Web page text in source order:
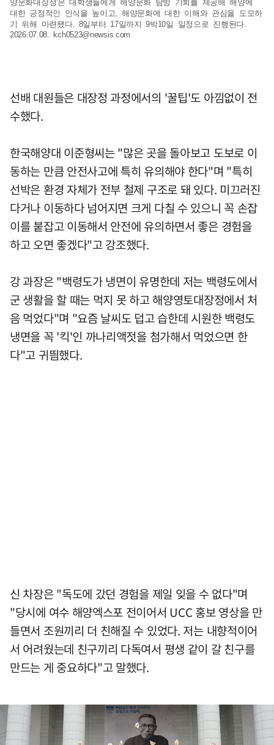
양문화대장정'은 대학생들에게 해양문화 탐방 기회를 제공해 해양에
대한 긍정적인 인식을 높이고, 해양문화에 대한 이해와 관심을 도모하
기 위해 마련됐다. 8일부터 17일까지 9박10일 일정으로 진행된다.
2026.07.08. kch0523@newsis.com
선배 대원들은 대장정 과정에서의 '꿀팁'도 아낌없이 전
수했다.
한국해양대 이준형씨는 "많은 곳을 돌아보고 도보로 이
동하는 만큼 안전사고에 특히 유의해야 한다"며 "특히
선박은 환경 자체가 전부 철제 구조로 돼 있다. 미끄러진
다거나 이동하다 넘어지면 크게 다칠 수 있으니 꼭 손잡
이를 붙잡고 이동해서 안전에 유의하면서 좋은 경험을
하고 오면 좋겠다"고 강조했다.
강 과장은 "백령도가 냉면이 유명한데 저는 백령도에서
군 생활을 할 때는 먹지 못 하고 해양영토대장정에서 처
음 먹었다"며 "요즘 날씨도 덥고 습한데 시원한 백령도
냉면을 꼭 '킥'인 까나리액젓을 첨가해서 먹었으면 한
다"고 귀띔했다.
신 차장은 "독도에 갔던 경험을 제일 잊을 수 없다"며
"당시에 여수 해양엑스포 전이어서 UCC 홍보 영상을 만
들면서 조원끼리 더 친해질 수 있었다. 저는 내향적이어
서 어려웠는데 친구끼리 다독여서 평생 같이 갈 친구를
만드는 게 중요하다"고 말했다.